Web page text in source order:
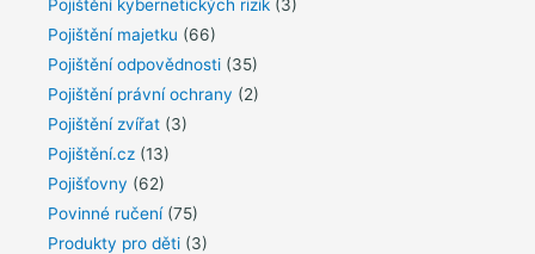
Pojištění kybernetických rizik (3)
Pojištění majetku (66)
Pojištění odpovědnosti (35)
Pojištění právní ochrany (2)
Pojištění zvířat (3)
Pojištění.cz (13)
Pojišťovny (62)
Povinné ručení(75)
Produkty pro děti (3)